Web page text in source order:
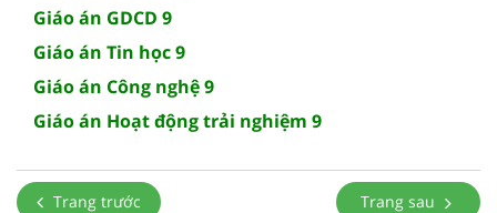
Giáo án GDCD 9
Giáo án Tin học 9
Giáo án Công nghệ 9
Giáo án Hoạt động trải nghiệm 9
Trang trước Trang sau